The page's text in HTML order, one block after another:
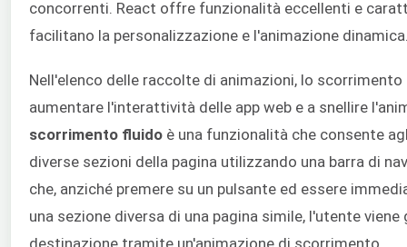
concorrenti. React offre funzionalità eccellenti e
facilitano la personalizzazione e l'animazione
Nell'elenco delle raccolte di animazioni, lo
aumentare l'interattività delle app web e a snellire
scorrimento fluido è una funzionalità che consente
diverse sezioni della pagina utilizzando una barra di
che, anziché premere su un pulsante ed essere
una sezione diversa di una pagina simile, l'utente
destinazione tramite un'animazione di scorrimento.